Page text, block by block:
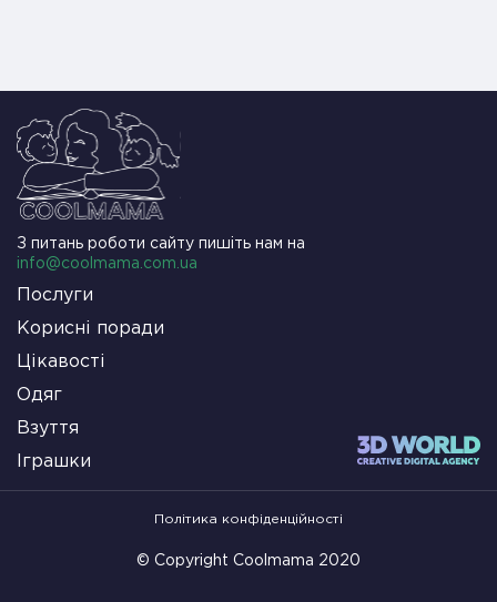
З питань роботи сайту пишіть нам на
info@coolmama.com.ua
Послуги
Корисні поради
Цікавості
Одяг
Взуття
Іграшки
© Copyright Coolmama 2020
Політика конфіденційності